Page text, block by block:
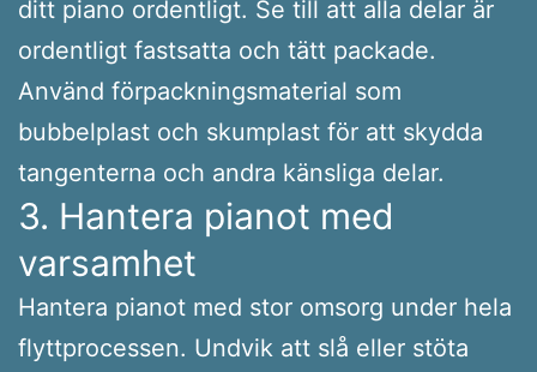
ditt piano ordentligt. Se till att alla delar är
ordentligt fastsatta och tätt packade.
Använd förpackningsmaterial som
bubbelplast och skumplast för att skydda
tangenterna och andra känsliga delar.
3. Hantera pianot med
varsamhet
Hantera pianot med stor omsorg under hela
flyttprocessen. Undvik att slå eller stöta